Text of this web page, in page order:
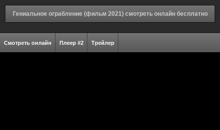
Гениальное ограбление (фильм 2021) смотреть онлайн бесплатно
Смотреть онлайн Плеер #2 Трейлер